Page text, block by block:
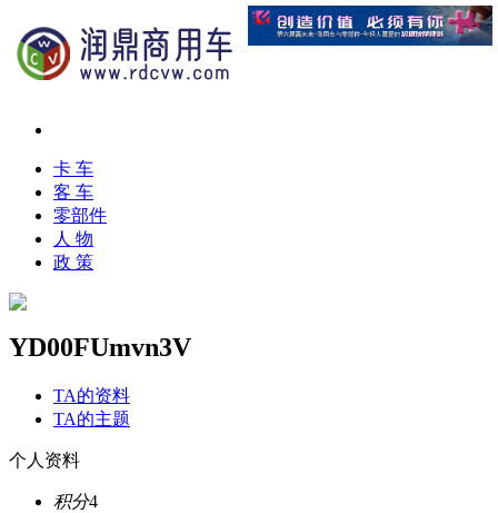
卡 车
客 车
零部件
人 物
政 策
YD00FUmvn3V
TA的资料
TA的主题
个人资料
积分4